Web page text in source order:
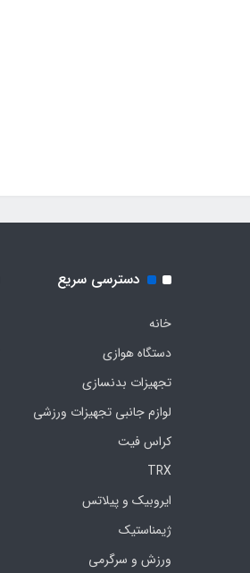
دسترسی سریع
خانه
دستگاه هوازی
تجهیزات بدنسازی
لوازم جانبی تجهیزات ورزشی
کراس فیت
TRX
ایروبیک و پیلاتس
ژیمناستیک
ورزش و سرگرمی